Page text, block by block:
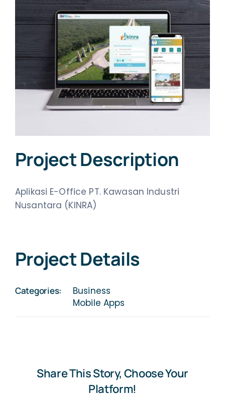
Project Description
Aplikasi E-Office PT. Kawasan Industri
Nusantara (KINRA)
Project Details
Categories:
Business
Mobile Apps
Share This Story, Choose Your
Platform!